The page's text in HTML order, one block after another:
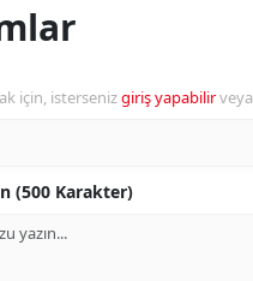
için, istersenizgiriş yapabilirveya
(500 Karakter)